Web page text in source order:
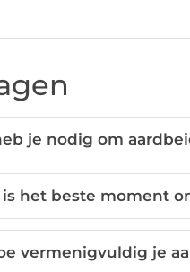
je nodig om
het beste moment
vermenigvuldig je